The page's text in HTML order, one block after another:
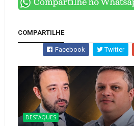
COMPARTILHE
Facebook Twitter
DESTAQUES